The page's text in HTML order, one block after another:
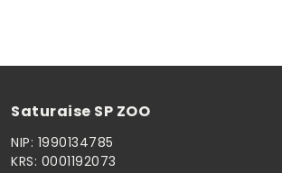
Saturaise SP ZOO
NIP: 1990134785
KRS: 0001192073